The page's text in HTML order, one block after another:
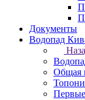
Документы
Водопад
Общая